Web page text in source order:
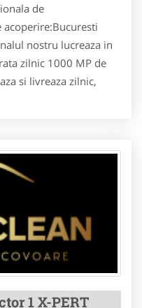
de
nostru lucreaza in
zilnic 1000 MP de
si livreaza zilnic,
1 X-PERT